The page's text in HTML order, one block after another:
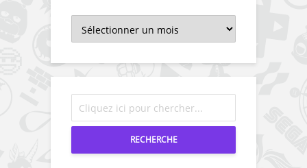
RECHERCHE